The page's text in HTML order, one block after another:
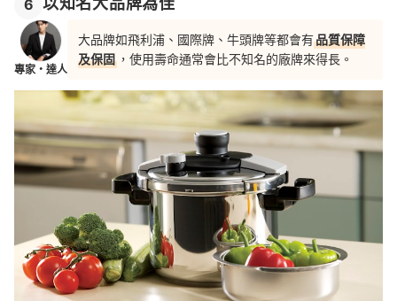
6 以知名大品牌為佳
專家・達人
大品牌如飛利浦、國際牌、牛頭牌等都會有品質保障
及保固 ，使用壽命通常會比不知名的廠牌來得長。